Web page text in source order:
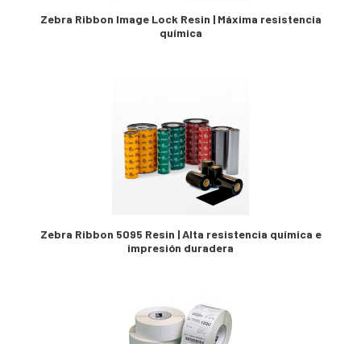
Zebra Ribbon Image Lock Resin | Máxima resistencia
química
Zebra Ribbon 5095 Resin | Alta resistencia química e
impresión duradera